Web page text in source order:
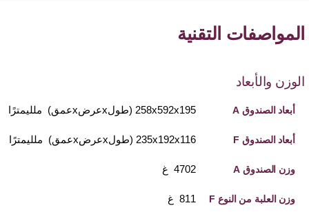
المواصفات التقنية
الوزن والأبعاد
أبعاد الصندوق A 258x592x195 (طولxعرضxعمق) ملليمترًا
أبعاد الصندوق F 235x192x116 (طولxعرضxعمق) ملليمترًا
وزن الصندوق A 4702 غ
وزن العلبة من النوع F 811 غ